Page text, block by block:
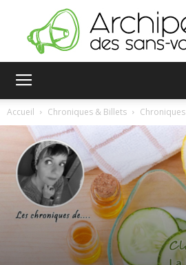
des
sans-
Accueil Chroniques & Billets Chroniques